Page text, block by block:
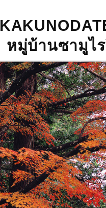
หมู่บ้านซามูไ